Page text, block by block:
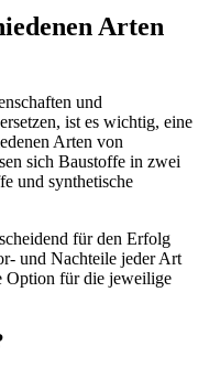
Arten
und
ist es wichtig, eine
Arten von
sich Baustoffe in zwei
und synthetische
für den Erfolg
und Nachteile jeder Art
Option für die jeweilige